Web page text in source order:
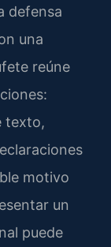
defensa
una
reúne
texto,
motivo
un
puede